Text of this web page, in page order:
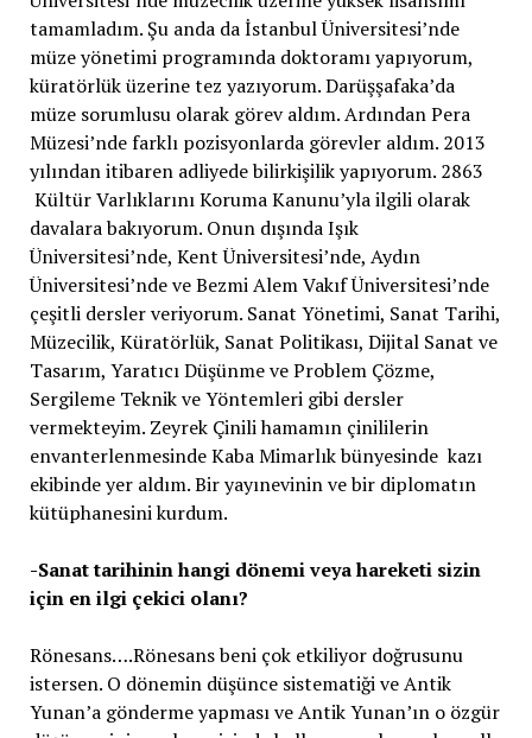
tamamladım. Şu anda da İstanbul Üniversitesi’nde
müze yönetimi programında doktoramı yapıyorum,
küratörlük üzerine tez yazıyorum. Darüşşafaka’da
müze sorumlusu olarak görev aldım. Ardından Pera
Müzesi’nde farklı pozisyonlarda görevler aldım. 2013
yılından itibaren adliyede bilirkişilik yapıyorum. 2863
Kültür Varlıklarını Koruma Kanunu’yla ilgili olarak
davalara bakıyorum. Onun dışında Işık
Üniversitesi’nde, Kent Üniversitesi’nde, Aydın
Üniversitesi’nde ve Bezmi Alem Vakıf Üniversitesi’nde
çeşitli dersler veriyorum. Sanat Yönetimi, Sanat Tarihi,
Müzecilik, Küratörlük, Sanat Politikası, Dijital Sanat ve
Tasarım, Yaratıcı Düşünme ve Problem Çözme,
Sergileme Teknik ve Yöntemleri gibi dersler
vermekteyim. Zeyrek Çinili hamamın çinililerin
envanterlenmesinde Kaba Mimarlık bünyesinde kazı
ekibinde yer aldım. Bir yayınevinin ve bir diplomatın
kütüphanesini kurdum.
-Sanat tarihinin hangi dönemi veya hareketi sizin
için en ilgi çekici olanı?
Rönesans….Rönesans beni çok etkiliyor doğrusunu
istersen. O dönemin düşünce sistematiği ve Antik
Yunan’a gönderme yapması ve Antik Yunan’ın o özgür